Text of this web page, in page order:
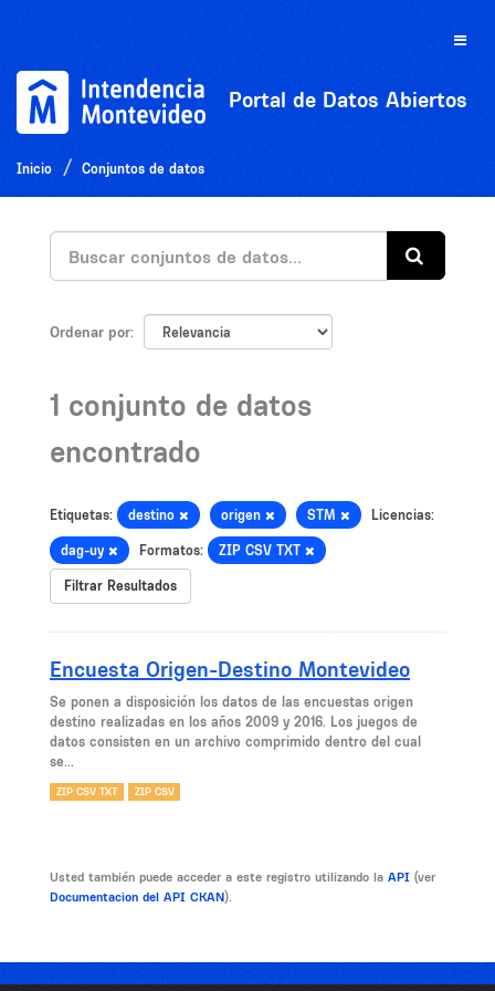
Toggle
Portal de Datos Abiertos
Inicio Conjuntos de datos
Ordenar por
1 conjunto de datos
encontrado
Etiquetas: destino origen STM Licencias:
dag-uy Formatos: ZIP CSV TXT
Filtrar Resultados
Encuesta Origen-Destino Montevideo
Se ponen a disposición los datos de las encuestas origen
destino realizadas en los años 2009 y 2016. Los juegos de
datos consisten en un archivo comprimido dentro del cual
se...
ZIP CSV TXT ZIP CSV
Usted también puede acceder a este registro utilizando la API (ver
Documentacion del API CKAN).